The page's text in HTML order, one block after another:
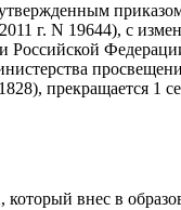
г. N 19644), с
прекращается 1
внес в